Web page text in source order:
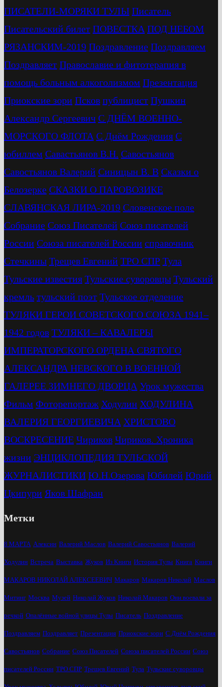
ПИСАТЕЛИ-МОРЯКИ ТУЛЫ Писатель
Писательский билет ПОВЕСТКА ПОД НЕБОМ
РЯЗАНСКИМ-2019 Поздравление Поздравляем
Поздравляет Православие и фитотерапия в
помощь больным алкоголизмом Презентация
Приокские зори Псков публицист Пушкин
Александр Сергеевич С ДНЁМ ВОЕННО-
МОРСКОГО ФЛОТА С Днём Рождения С
юбиллем Савастьянов В.Н. Савостьянов
Савостьянов Валерий Синицын В. В Сказки о
Белозерке СКАЗКИ О ПАРОВОЗИКЕ
СЛАВЯНСКАЯ ЛИРА-2019 Словенское поле
Собрание Союз Писателей Союз писателей
России Союза писателей России справочник
Стечкины Трещев Евгений ТРО СПР Тула
Тульские известия Тульские суворовцы Тульский
кремль тульский поэт Тульское отделение
ТУЛЯКИ ГЕРОИ СОВЕТСКОГО СОЮЗА 1941–
1942 годов ТУЛЯКИ – КАВАЛЕРЫ
ИМПЕРАТОРСКОГО ОРДЕНА СВЯТОГО
АЛЕКСАНДРА НЕВСКОГО В ВОЕННОЙ
ГАЛЕРЕЕ ЗИМНЕГО ДВОРЦА Урок мужества
Фильм Фоторепортаж Ходулин ХОДУЛИНА
ВАЛЕРИЯ ГЕОРГИЕВИЧА ХРИСТОВО
ВОСКРЕСЕНИЕ Чириков Чириков. Хроника
жизни ЭНЦИКЛОПЕДИЯ ТУЛЬСКОЙ
ЖУРНАЛИСТИКИ Ю.Н.Озерова Юбилей Юрий
Цкипури Яков Шафран
Метки
8 МАРТА Алексин Валерий Маслов Валерий Савостьянов Валерий
Ходулин Встреча Выставка Жуков Из Книги История Тулы Книга Книги
МАКАРОВ НИКОЛАЙ АЛЕКСЕЕВИЧ Макаров Макаров Николай Маслов
Митинг Москва Музей Николай Жуков Николай Макаров Они воевали за
речкой Опалённые войной улицы Тулы Писатель Поздравление
Поздравляем Поздравляет Презентация Приокские зори С Днём Рождения
Савостьянов Собрание Союз Писателей Союза писателей России Союз
писателей России ТРО СПР Трещев Евгений Тула Тульские суворовцы